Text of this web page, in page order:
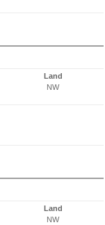
Land
NW
Land
NW